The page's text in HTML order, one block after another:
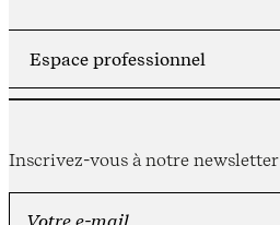
Inscrivez-vous à notre newsletter